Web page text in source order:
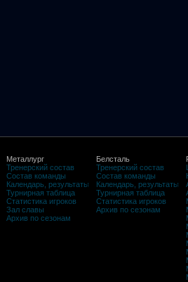
Металлург
Тренерский состав
Состав команды
Календарь, результаты
Турнирная таблица
Статистика игроков
Зал славы
Архив по сезонам
Белсталь
Тренерский состав
Состав команды
Календарь, результаты
Турнирная таблица
Статистика игроков
Архив по сезонам